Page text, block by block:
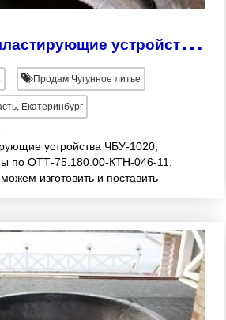
Ч
угунные балластирующие устройства ЧБУ-1020, ЧБУ1220 по ТУ и ОТТ
Продам Чугунное литье
Екатеринбург
устройства ЧБУ-1020,
по ОТТ-75.180.00-КТН-046-11.
изготовить и поставить